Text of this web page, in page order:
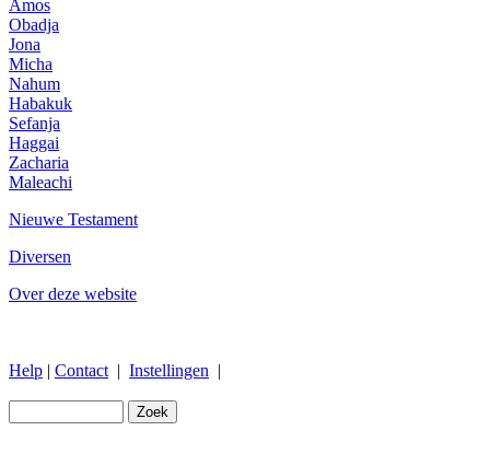
Amos
Obadja
Jona
Micha
Nahum
Habakuk
Sefanja
Haggai
Zacharia
Maleachi
Nieuwe Testament
Diversen
Over deze website
Help | Contact | Instellingen |